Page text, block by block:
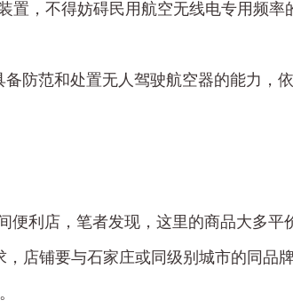
，不得妨碍民用航空无线电专用频
防范和处置无人驾驶航空器的能力，
利店，笔者发现，这里的商品大多平
店铺要与石家庄或同级别城市的同品